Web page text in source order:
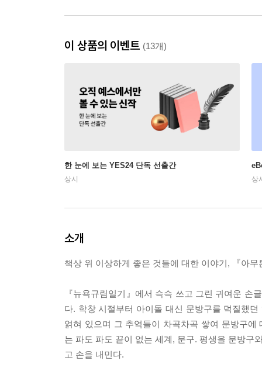
이 상품의 이벤트 (13개)
한 눈에 보는 YES24 단독 선출간
상시 상
소개
책상 위 이상하게 좋은 것들에 대한 이야기, 『아무
『뉴욕규림일기』에서 슥슥 쓰고 그린 귀여운 손
다. 학창 시절부터 아이돌 대신 문방구를 덕질했
얽혀 있으며 그 추억들이 차곡차곡 쌓여 문방구
는 파도 파도 끝이 없는 세계, 문구. 평생을 문방구
고 손을 내민다.